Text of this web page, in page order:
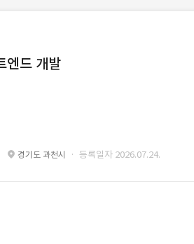
엔드 개발
TypeScript · 경력 무관 React · 경력 무관
경기도 과천시 · 등록일자 2026.07.24.